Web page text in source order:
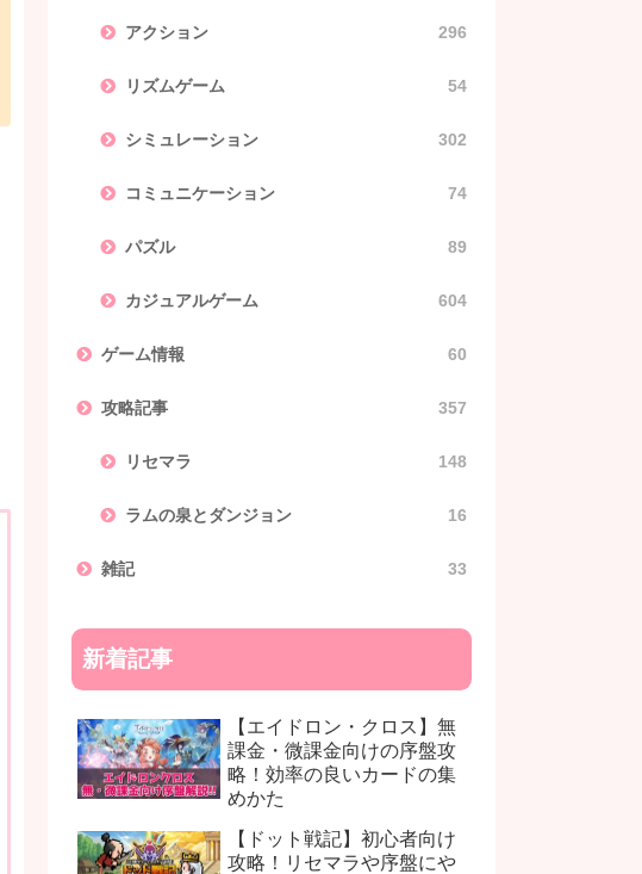
アクション 296
リズムゲーム 54
シミュレーション 302
コミュニケーション 74
パズル 89
カジュアルゲーム 604
ゲーム情報 60
攻略記事 357
リセマラ 148
ラムの泉とダンジョン 16
雑記 33
新着記事
【エイドロン・クロス】無
課金・微課金向けの序盤攻
略！効率の良いカードの集
めかた
【ドット戦記】初心者向け
攻略！リセマラや序盤にや